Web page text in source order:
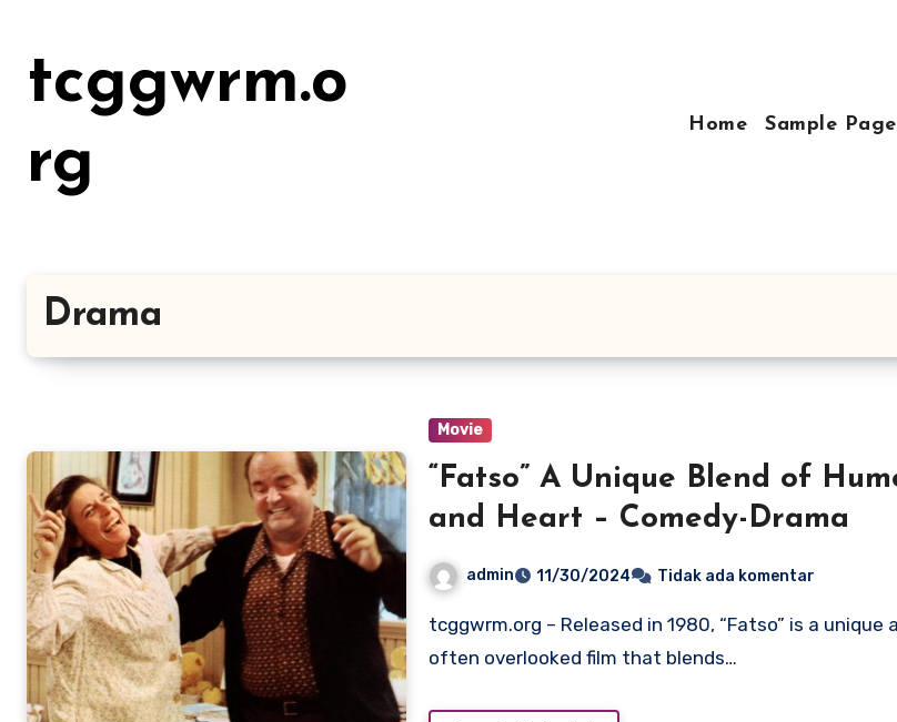
kontentcggwrm.o
rg
Home Sample Page
Drama
Movie
“Fatso” A Unique Blend of Humor
and Heart – Comedy-Drama
admin 11/30/2024 Tidak ada komentar
tcggwrm.org – Released in 1980, “Fatso” is a unique and
often overlooked film that blends…